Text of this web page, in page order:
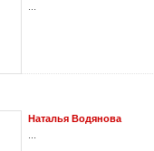
Наталья Водянова